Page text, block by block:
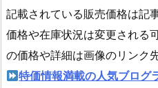
記載されている販売価格は記
価格や在庫状況は変更される
の価格や詳細は画像のリンク
特価情報満載の人気ブログ